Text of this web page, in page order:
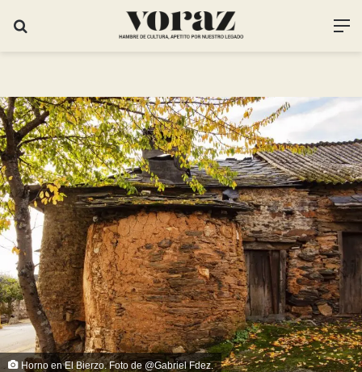
Horno en El Bierzo. Foto de @Gabriel Fdez.